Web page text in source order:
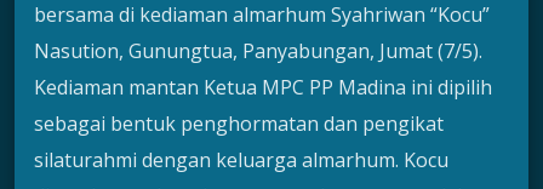
bersama di kediaman almarhum Syahriwan “Kocu”
Nasution, Gunungtua, Panyabungan, Jumat (7/5).
Kediaman mantan Ketua MPC PP Madina ini dipilih
sebagai bentuk penghormatan dan pengikat
silaturahmi dengan keluarga almarhum. Kocu